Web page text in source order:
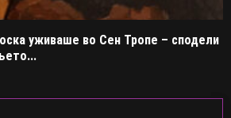
уживаше во Сен Тропе – сподели